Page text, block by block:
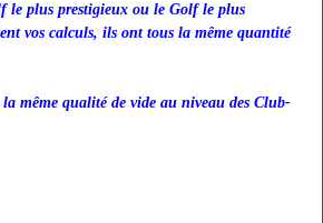
le plus prestigieux ou le Golf le plus
vos calculs, ils ont tous la même quantité
même qualité de vide au niveau des Club-